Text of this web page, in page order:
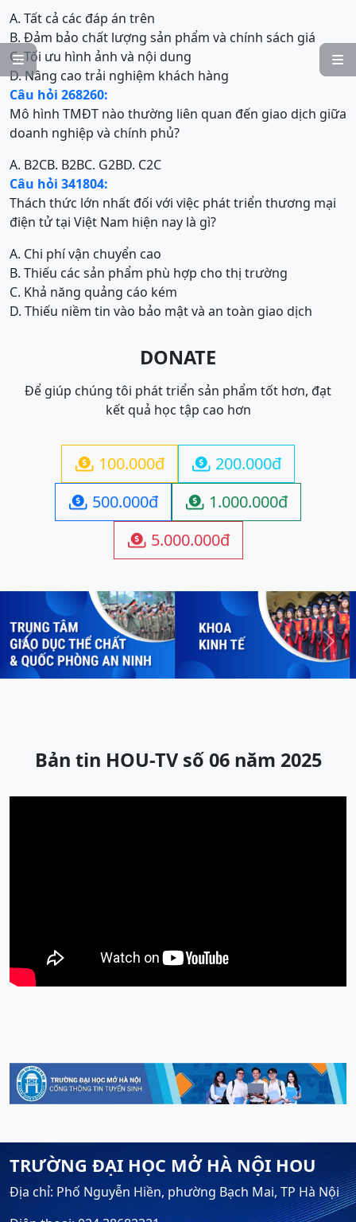


A. Tất cả các đáp án trên
B. Đảm bảo chất lượng sản phẩm và chính sách giá
C. Tối ưu hình ảnh và nội dung
D. Nâng cao trải nghiệm khách hàng
Câu hỏi 268260:
Mô hình TMĐT nào thường liên quan đến giao dịch giữa
doanh nghiệp và chính phủ?
A. B2CB. B2BC. G2BD. C2C
Câu hỏi 341804:
Thách thức lớn nhất đối với việc phát triển thương mại
điện tử tại Việt Nam hiện nay là gì?
A. Chi phí vận chuyển cao
B. Thiếu các sản phẩm phù hợp cho thị trường
C. Khả năng quảng cáo kém
D. Thiếu niềm tin vào bảo mật và an toàn giao dịch
DONATE
Để giúp chúng tôi phát triển sản phẩm tốt hơn, đạt
kết quả học tập cao hơn
 100.000đ  200.000đ
 500.000đ  1.000.000đ
 5.000.000đ
Previous Next
Bản tin HOU-TV số 06 năm 2025
TRƯỜNG ĐẠI HỌC MỞ HÀ NỘI HOU
Địa chỉ: Phố Nguyễn Hiền, phường Bạch Mai, TP Hà Nội